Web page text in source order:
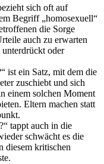
sich oft auf
Begriff „homosexuell“
die Sorge
auch zu erwarten
oder
ist ein Satz, mit dem die
zuschiebt und sich
einem solchen Moment
Eltern machen statt
tappt auch in die
schwächt es die
diesem kritischen